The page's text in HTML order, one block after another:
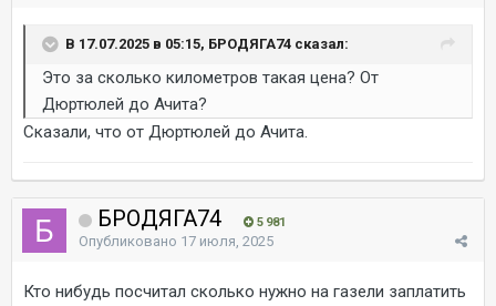
В 17.07.2025 в 05:15, БРОДЯГА74 сказал:
Это за сколько километров такая цена? От
Дюртюлей до Ачита?
Сказали, что от Дюртюлей до Ачита.
БРОДЯГА74 5 981
Опубликовано 17 июля, 2025
Кто нибудь посчитал сколько нужно на газели заплатить